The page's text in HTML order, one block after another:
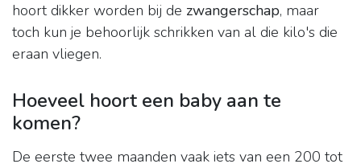
hoort dikker worden bij de zwangerschap, maar
toch kun je behoorlijk schrikken van al die kilo's die
eraan vliegen.
Hoeveel hoort een baby aan te
komen?
De eerste twee maanden vaak iets van een 200 tot